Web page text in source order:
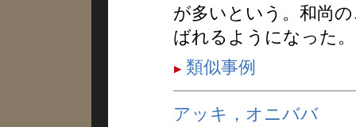
が多いという。和尚
ばれるようになった。
類似事例
アッキ，オニババ